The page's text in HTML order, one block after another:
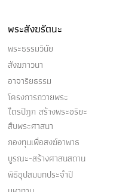
พระสังฆรัตนะ
พระธรรมวินัย
สังฆภาวนา
อาจาริยธรรม
โครงการถวายพระ
ไตรปิฎก สร้างพระอริยะ
สืบพระศาสนา
กองทุนเพื่อสงฆ์อาพาธ
บูรณะ-สร้างศาสนสถาน
พิธีอุปสมบทประจำปี